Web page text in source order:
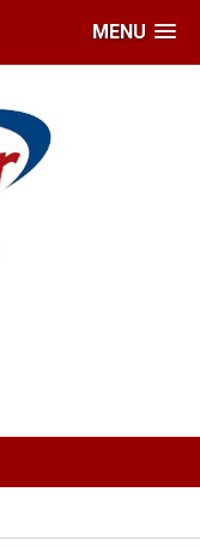
MENU